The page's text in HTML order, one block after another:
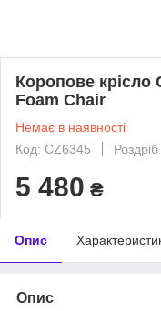
Коропове крісло
Foam Chair
Немає в наявності
Код: CZ6345
Роздріб
5 480 ₴
Опис
Опис